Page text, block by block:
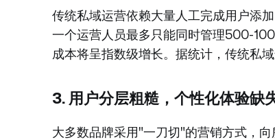
传统私域运营依赖大量人工完成用户添
一个运营人员最多只能同时管理500-
成本将呈指数级增长。据统计，传统私
3. 用户分层粗糙，个性化体验缺
大多数品牌采用"一刀切"的营销方式，